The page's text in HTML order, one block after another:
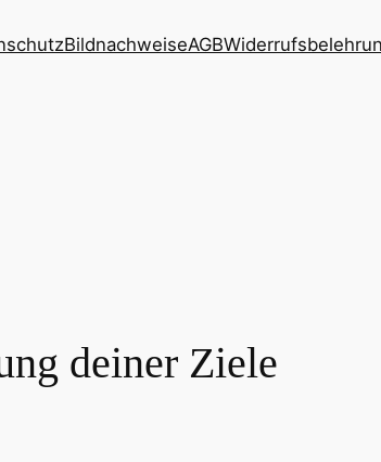
BildnachweiseAGB
deiner Ziele